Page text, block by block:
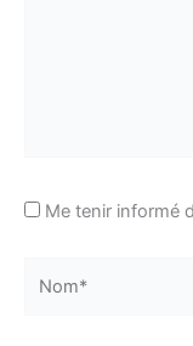
Me tenir informé